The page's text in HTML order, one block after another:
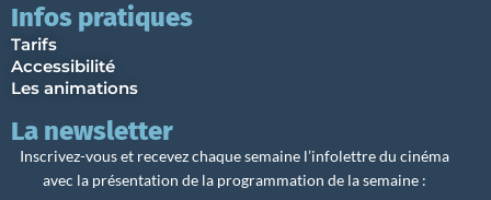
Infos pratiques
Tarifs
Accessibilité
Les animations
La newsletter
Inscrivez-vous et recevez chaque semaine l’infolettre du cinéma
avec la présentation de la programmation de la semaine :